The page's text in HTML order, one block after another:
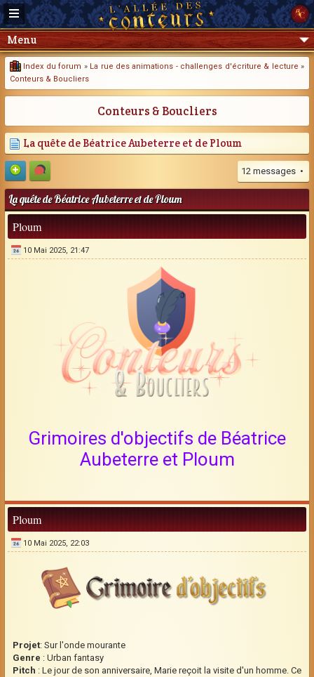
Menu
Index du forum » La rue des animations - challenges d'écriture & lecture »
Conteurs & Boucliers
Conteurs & Boucliers
La quête de Béatrice Aubeterre et de Ploum
12 messages •
La quête de Béatrice Aubeterre et de Ploum
Ploum
10 Mai 2025, 21:47
Grimoires d'objectifs de Béatrice
Aubeterre et Ploum
Ploum
10 Mai 2025, 22:03
Projet: Sur l'onde mourante
Genre : Urban fantasy
Pitch : Le jour de son anniversaire, Marie reçoit la visite d'un homme. Ce